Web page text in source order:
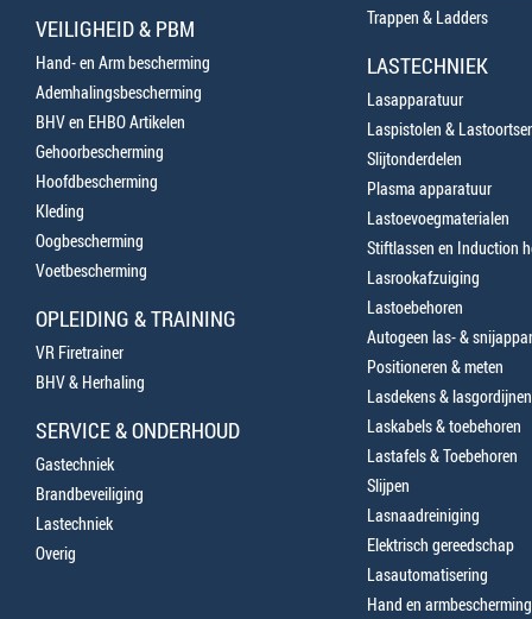
VEILIGHEID & PBM
Hand- en Arm bescherming
Ademhalingsbescherming
BHV en EHBO Artikelen
Gehoorbescherming
Hoofdbescherming
Kleding
Oogbescherming
Voetbescherming
OPLEIDING & TRAINING
VR Firetrainer
BHV & Herhaling
SERVICE & ONDERHOUD
Gastechniek
Brandbeveiliging
Lastechniek
Overig
Trappen & Ladders
LASTECHNIEK
Lasapparatuur
Laspistolen &
Slijtonderdelen
Plasma apparatuur
Lastoevoegmaterialen
Stiftlassen en Induction
Lasrookafzuiging
Lastoebehoren
Autogeen las- &
Positioneren & meten
Lasdekens & lasgordijnen
Laskabels & toebehoren
Lastafels & Toebehoren
Slijpen
Lasnaadreiniging
Elektrisch gereedschap
Lasautomatisering
Hand en armbescherming